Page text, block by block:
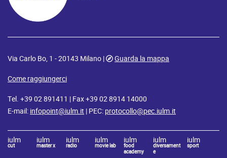
Via Carlo Bo, 1 - 20143 Milano |
Guarda la mappa
Come raggiungerci
Tel. +39 02 891411 | Fax +39 02 8914 14000
E-mail: infopoint@iulm.it | PEC: protocollo@pec.iulm.it
iulm
cut
iulm
master x
iulm
radio
iulm
movie lab
iulm
food
academy
iulm
diversament
e
iulm
sport